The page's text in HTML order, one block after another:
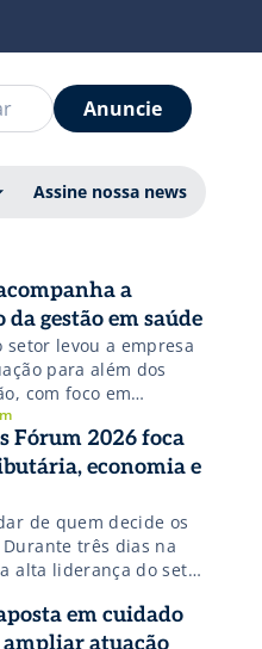
Anuncie
Assine nossa news
a
gestão em saúde
setor levou a empresa
para além dos
com foco em
inteligência
de decisão de
e laboratórios.
Fórum 2026 foca
economia e
de quem decide os
três dias na
alta liderança do setor
desafios, trocar
em cuidado
atuação